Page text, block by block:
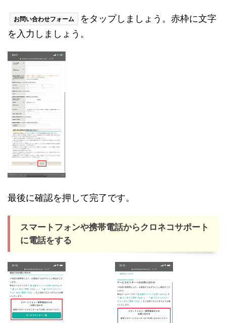
お問い合わせフォーム
をタップしましょう。赤枠に文字
を入力しましょう。
最後に確認を押して完了です。
スマートフォンや携帯電話からクロネコサポート
に電話をする